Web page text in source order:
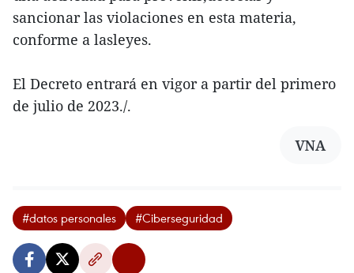
sancionar las violaciones en esta materia,
conforme a lasleyes.
El Decreto entrará en vigor a partir del primero
de julio de 2023./.
VNA
#datos personales #Ciberseguridad